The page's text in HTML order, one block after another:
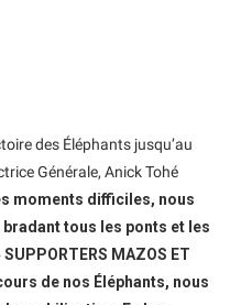
des Éléphants jusqu’au
Générale, Anick Tohé
moments difficiles, nous
tous les ponts et les
MAZOS ET
de nos Éléphants, nous